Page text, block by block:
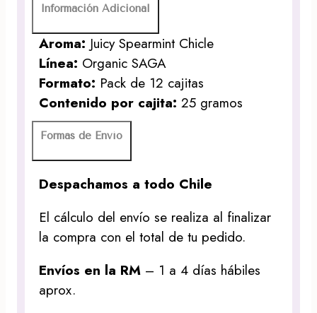
Información Adicional
Aroma: Juicy Spearmint Chicle
Línea: Organic SAGA
Formato: Pack de 12 cajitas
Contenido por cajita: 25 gramos
Formas de Envío
Despachamos a todo Chile
El cálculo del envío se realiza al finalizar
la compra con el total de tu pedido.
Envíos en la RM – 1 a 4 días hábiles
aprox.